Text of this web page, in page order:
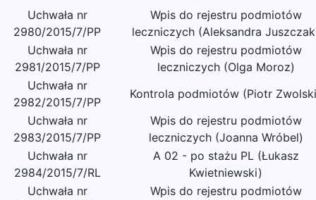
Uchwała nr
2980/2015/7/PP
Wpis do rejestru podmiotów
leczniczych (Aleksandra
Uchwała nr
2981/2015/7/PP
Wpis do rejestru podmiotów
leczniczych (Olga Moroz)
Uchwała nr
2982/2015/7/PP
Kontrola podmiotów (Piotr
Uchwała nr
2983/2015/7/PP
Wpis do rejestru podmiotów
leczniczych (Joanna Wróbel)
Uchwała nr
2984/2015/7/RL
A 02 - po stażu PL (Łukasz
Kwietniewski)
Uchwała nr
Wpis do rejestru podmiotów